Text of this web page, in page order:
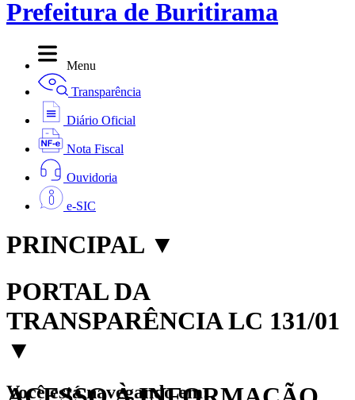
Prefeitura de Buritirama
Menu
Transparência
Diário Oficial
Nota Fiscal
Ouvidoria
e-SIC
PRINCIPAL ▼
PORTAL DA
TRANSPARÊNCIA LC 131/01
▼
Você está navegando em: